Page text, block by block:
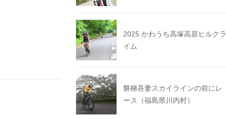
2025 かわうち高塚高原ヒルクラ
イム
磐梯吾妻スカイラインの前にレ
ース（福島県川内村）